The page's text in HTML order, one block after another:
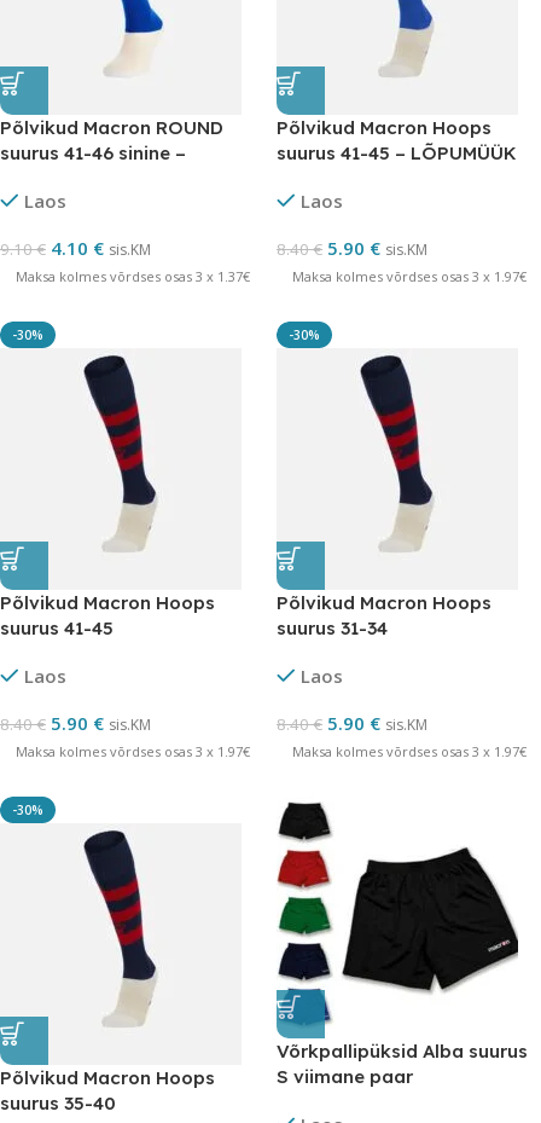
Põlvikud Macron ROUND
suurus 41-46 sinine –
Laos
9.10€ 4.10 € sis.KM
Maksa kolmes võrdses osas 3 x 1.37€
Põlvikud Macron Hoops
suurus 41-45 – LÕPUMÜÜK
Laos
8.40€ 5.90 € sis.KM
Maksa kolmes võrdses osas 3 x 1.97€
-30%
Põlvikud Macron Hoops
suurus 41-45
LÕPUMÜÜK
Laos
8.40€ 5.90 € sis.KM
Maksa kolmes võrdses osas 3 x 1.97€
-30%
Põlvikud Macron Hoops
suurus 31-34
LÕPUMÜÜK
Laos
8.40€ 5.90 € sis.KM
Maksa kolmes võrdses osas 3 x 1.97€
-30%
Põlvikud Macron Hoops
suurus 35-40
Võrkpallipüksid Alba suurus
S viimane paar